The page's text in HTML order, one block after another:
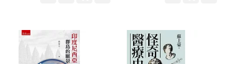
藍川沙季(34) 蘇昭銘(34)
東方出版社(208)